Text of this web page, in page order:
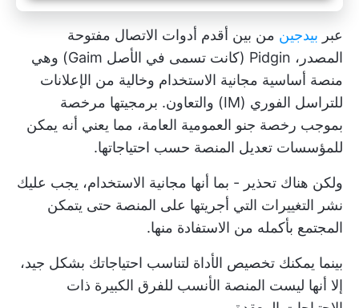
عبر بيدجين من بين أقدم أدوات الاتصال مفتوحة
المصدر، Pidgin (كانت تسمى في الأصل Gaim) وهي
منصة أساسية مجانية الاستخدام وخالية من الإعلانات
للتراسل الفوري (IM) والتعاون. برمجيتها مرخصة
بموجب رخصة جنو العمومية العامة، مما يعني أنه يمكن
للمؤسسات تعديل المنصة حسب احتياجاتها.
ولكن هناك تحذير - بما أنها مجانية الاستخدام، يجب عليك
نشر التغييرات التي أجريتها على المنصة حتى يتمكن
المجتمع بأكمله من الاستفادة منها.
بينما يمكنك تخصيص الأداة لتناسب احتياجاتك بشكل جيد،
إلا أنها ليست المنصة الأنسب للفرق الكبيرة ذات